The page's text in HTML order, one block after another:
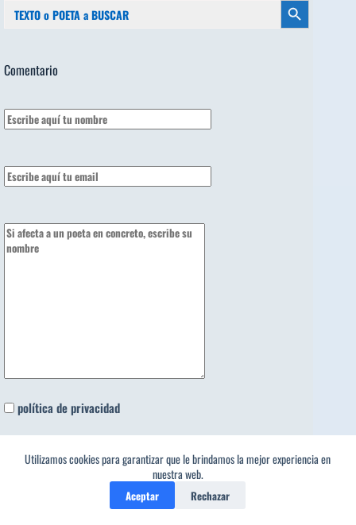
Utilizamos cookies para garantizar que le brindamos la mejor experiencia en
nuestra web.
Aceptar Rechazar
Botón de búsqueda
Comentario
política de privacidad